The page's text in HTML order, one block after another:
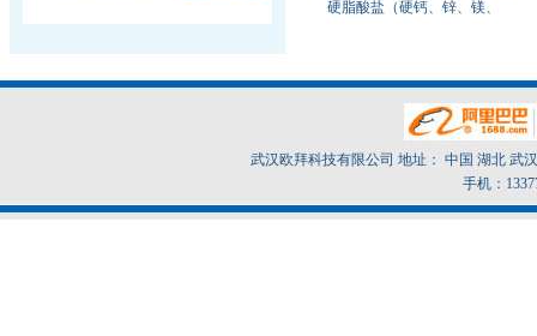
硬脂酸盐（硬钙、锌、镁、
武汉欧拜科技有限公司 地址： 中国 湖北 武
手机：